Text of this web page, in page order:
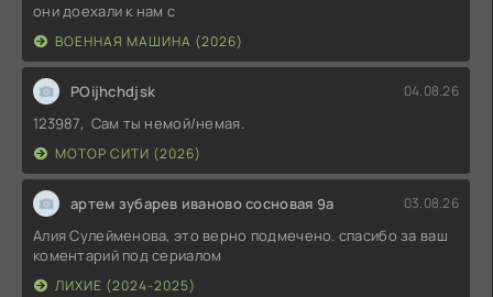
они доехали к нам с
ВОЕННАЯ МАШИНА (2026)
POijhchdjsk 04.08.26
123987, Сам ты немой/немая.
МОТОР СИТИ (2026)
артем зубарев иваново сосновая 9а 03.08.26
Алия Сулейменова, это верно подмечено. спасибо за ваш
коментарий под сериалом
ЛИХИЕ (2024-2025)